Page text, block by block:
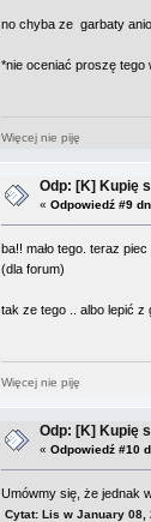
no chyba ze garbaty
*nie oceniać proszę tego
Więcej nie piję
Odp: [K] Kupię
« Odpowiedź #9
ba!! mało tego. teraz
(dla forum)
tak ze tego .. albo lepić z
Więcej nie piję
Odp: [K] Kupię
« Odpowiedź #10
Umówmy się, że jednak
Cytat: Lis w January 08,